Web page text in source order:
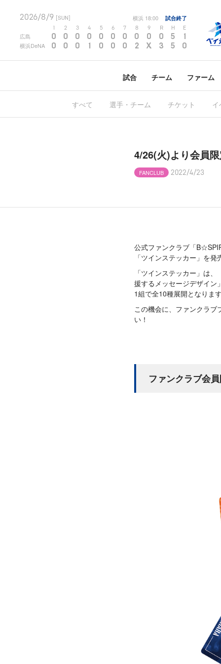
2026/8/9 [SUN] 横浜 18:00 試合終了
2 3 4 5 6 7 8 9 R H E
広島 0 0 0 0 0 0 0 0 0 0 5 1
横浜DeNA 0 0 0 1 0 0 0 2 X 3 5 0
試合 チーム ファーム
すべて 選手・チーム チケット
4/26(火)より会員
FANCLUB 2022/4/23
公式ファンクラブ「
「ツインステッカー」を
「ツインステッカー」は
援するメッセージデザイン
1組で全10種展開となりま
この機会に、ファンクラ
い！
ファンクラブ会